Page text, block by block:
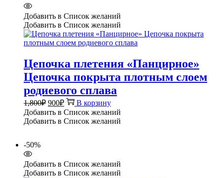
Добавить в Список желаний
Добавить в Список желаний
Цепочка плетения «Панцирное»
Цепочка покрыта плотным слоем
родиевого сплава
1,800₽ Первоначальная
цена
составляла
900₽Текущая
цена:
900₽.
В корзину
Добавить в Список желаний
Добавить в Список желаний
-50%
Добавить в Список желаний
Добавить в Список желаний